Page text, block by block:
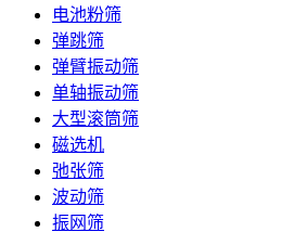
电池粉筛
弹跳筛
弹臂振动筛
单轴振动筛
大型滚筒筛
磁选机
弛张筛
波动筛
振网筛